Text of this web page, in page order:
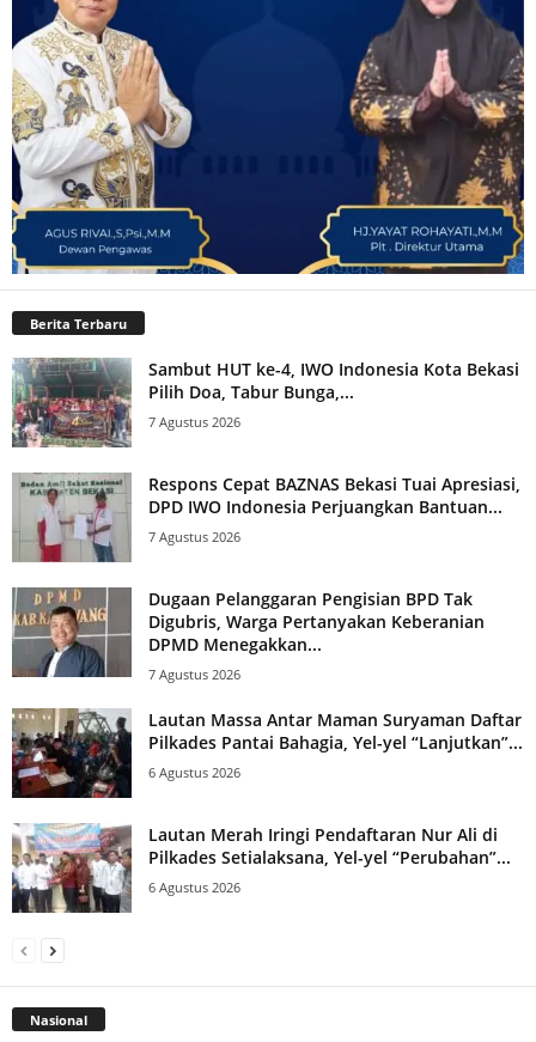
Berita Terbaru
Sambut HUT ke-4, IWO Indonesia Kota Bekasi
Pilih Doa, Tabur Bunga,...
7 Agustus 2026
Respons Cepat BAZNAS Bekasi Tuai Apresiasi,
DPD IWO Indonesia Perjuangkan Bantuan...
7 Agustus 2026
Dugaan Pelanggaran Pengisian BPD Tak
Digubris, Warga Pertanyakan Keberanian
DPMD Menegakkan...
7 Agustus 2026
Lautan Massa Antar Maman Suryaman Daftar
Pilkades Pantai Bahagia, Yel-yel “Lanjutkan”...
6 Agustus 2026
Lautan Merah Iringi Pendaftaran Nur Ali di
Pilkades Setialaksana, Yel-yel “Perubahan”...
6 Agustus 2026
Nasional